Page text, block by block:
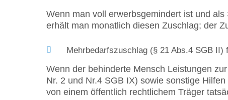
Wenn man voll erwerbsgemindert ist und
erhält man monatlich diesen Zuschlag; der
Mehrbedarfszuschlag (§ 21 Abs.4 SGB II)
Wenn der behinderte Mensch Leistungen
Nr. 2 und Nr.4 SGB IX) sowie sonstige
von einem öffentlich rechtlichem Träger